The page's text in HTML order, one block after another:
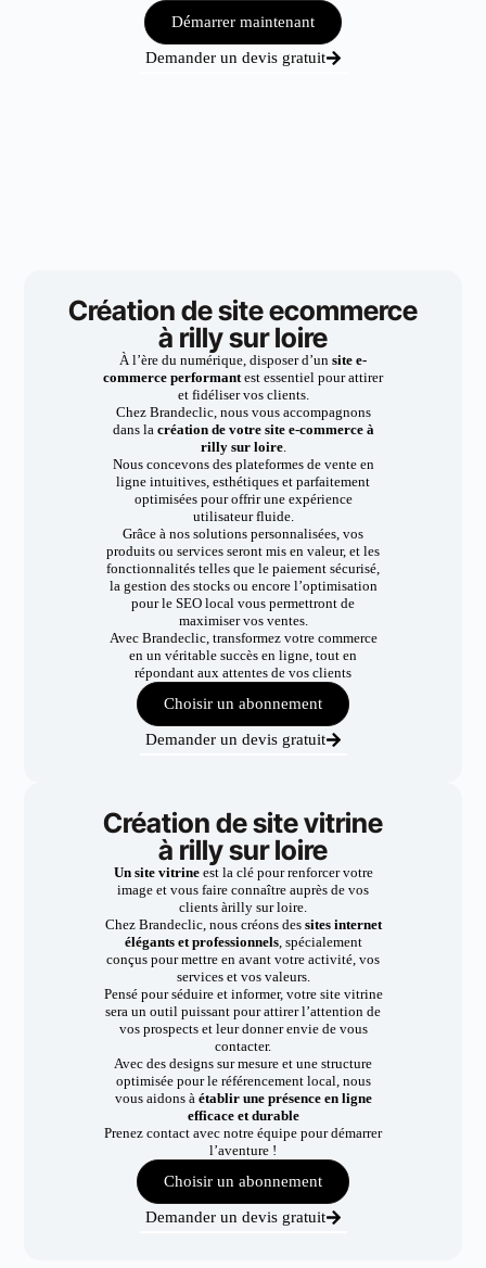
Démarrer maintenant
Demander un devis gratuit
Création de site ecommerce
à rilly sur loire
À l’ère du numérique, disposer d’un site e-
commerce performantest essentiel pour attirer
et fidéliser vos clients.
Chez Brandeclic, nous vous accompagnons
dans la création de votre site e-commerce à
rilly sur loire.
Nous concevons des plateformes de vente en
ligne intuitives, esthétiques et parfaitement
optimisées pour offrir une expérience
utilisateur fluide.
Grâce à nos solutions personnalisées, vos
produits ou services seront mis en valeur, et les
fonctionnalités telles que le paiement sécurisé,
la gestion des stocks ou encore l’optimisation
pour le SEO local vous permettront de
maximiser vos ventes.
Avec Brandeclic, transformez votre commerce
en un véritable succès en ligne, tout en
répondant aux attentes de vos clients
Choisir un abonnement
Demander un devis gratuit
Création de site vitrine
à rilly sur loire
Un site vitrineest la clé pour renforcer votre
image et vous faire connaître auprès de vos
clients àrilly sur loire.
Chez Brandeclic, nous créons dessites internet
élégants et professionnels, spécialement
conçus pour mettre en avant votre activité, vos
services et vos valeurs.
Pensé pour séduire et informer, votre site vitrine
sera un outil puissant pour attirer l’attention de
vos prospects et leur donner envie de vous
contacter.
Avec des designs sur mesure et une structure
optimisée pour le référencement local, nous
vous aidons à établir une présence en ligne
efficace et durable
Prenez contact avec notre équipe pour démarrer
l’aventure !
Choisir un abonnement
Demander un devis gratuit